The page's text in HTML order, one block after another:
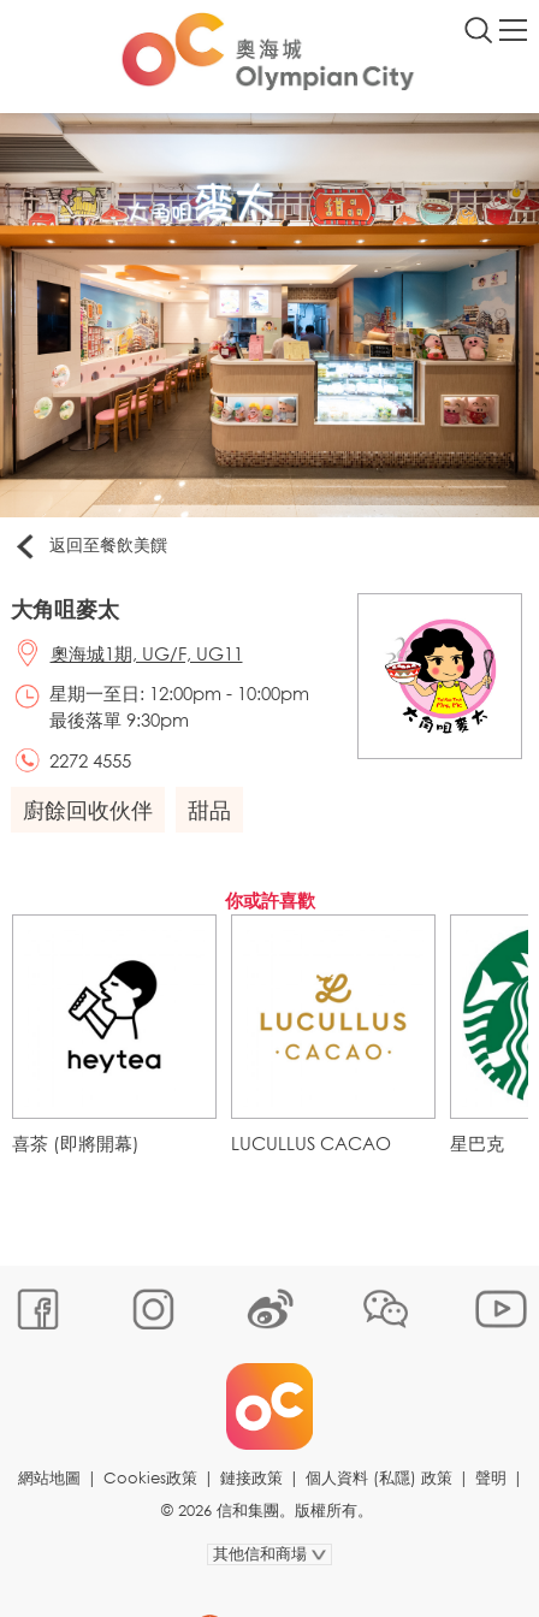
返回至餐飲美饌
大角咀麥太
奧海城1期, UG/F, UG11
星期一至日: 12:00pm - 10:00pm
最後落單 9:30pm
2272 4555
廚餘回收伙伴 甜品
你或許喜歡
喜茶 (即將開幕) LUCULLUS CACAO 星巴克
網站地圖 | Cookies政策 | 鏈接政策 | 個人資料 (私隱) 政策 | 聲明 |
© 2026 信和集團。版權所有。
其他信和商場